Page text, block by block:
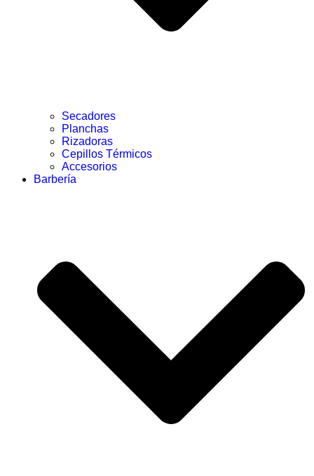
Secadores
Planchas
Rizadoras
Cepillos Térmicos
Accesorios
Barbería